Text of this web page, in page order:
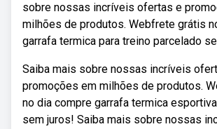
sobre nossas incríveis ofertas e
milhões de produtos. Webfrete grátis
garrafa termica para treino parcelado
Saiba mais sobre nossas incríveis
promoções em milhões de produtos.
no dia compre garrafa termica
sem juros! Saiba mais sobre nossas